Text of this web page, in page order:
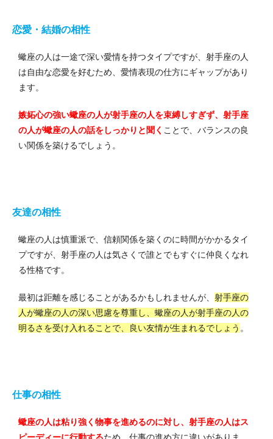
恋愛・結婚の相性
蠍座の人は一途で深い愛情を持つタイプですが、射手座の人
は自由な恋愛を好むため、愛情表現の仕方にギャップがあり
ます。
嫉妬心の強い蠍座の人が射手座の人を束縛しすぎず、射手座
の人が蠍座の人の話をしっかりと聞く ことで、バランスの良
い関係を築けるでしょう。
友達の相性
蠍座の人は慎重派で、信頼関係を築くのに時間がかかるタイ
プですが、射手座の人は気さくで誰とでもすぐに仲良くなれ
る性格です。
最初は距離を感じることがあるかもしれませんが、 射手座の
人が蠍座の人の深い思慮を尊重し、蠍座の人が射手座の人の
明るさ を受け入れることで、良い友情が生まれるでしょう 。
仕事の相性
蠍座の人は粘り強く物事を進めるのに対し、射手座の人はス